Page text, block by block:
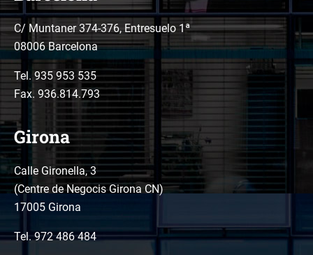
C/ Muntaner 374-376, Entresuelo 1ª
08006 Barcelona
Tel. 935 953 535
Fax. 936.814.793
Girona
Calle Gironella, 3
(Centre de Negocis Girona CN)
17005 Girona
Tel.972 486 484